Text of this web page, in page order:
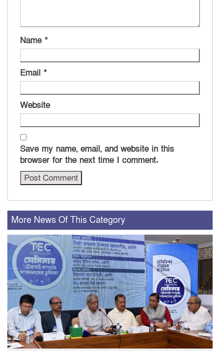
Name *
Email *
Website
Save my name, email, and website in this
browser for the next time I comment.
More News Of This Category